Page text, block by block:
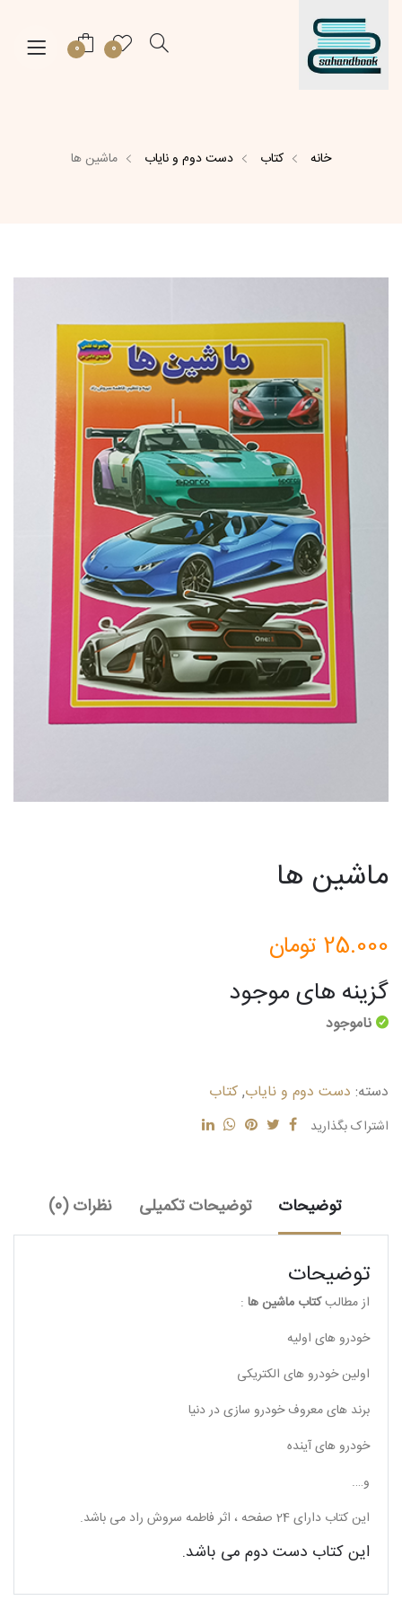
0
0
خانه کتاب دست دوم و نایاب ماشین ها
ماشین ها
25.000 تومان
گزینه های موجود
ناموجود
دسته: دست دوم و نایاب,کتاب
اشتراک بگذارید
توضیحات توضیحات تکمیلی نظرات (0)
توضیحات
از مطالبکتاب ماشین ها :
خودرو های اولیه
اولین خودرو های الکتریکی
برند های معروف خودرو سازی در دنیا
خودرو های آینده
و….
این کتاب دارای 24 صفحه ، اثر فاطمه سروش راد می باشد.
این کتاب دست دوم می باشد.